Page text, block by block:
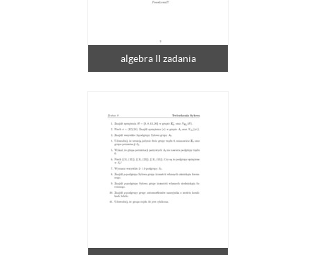
algebra II zadania